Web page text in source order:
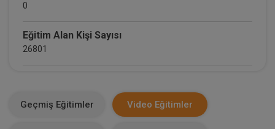
0
Eğitim Alan Kişi Sayısı
26801
Geçmiş Eğitimler Video Eğitimler